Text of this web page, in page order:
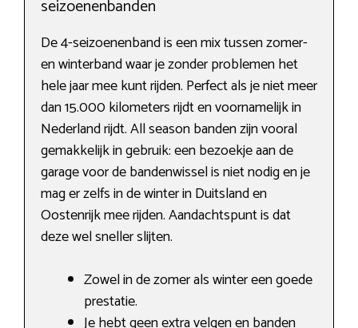
seizoenenbanden
De 4-seizoenenband is een mix tussen zomer-
en winterband waar je zonder problemen het
hele jaar mee kunt rijden. Perfect als je niet meer
dan 15.000 kilometers rijdt en voornamelijk in
Nederland rijdt. All season banden zijn vooral
gemakkelijk in gebruik: een bezoekje aan de
garage voor de bandenwissel is niet nodig en je
mag er zelfs in de winter in Duitsland en
Oostenrijk mee rijden. Aandachtspunt is dat
deze wel sneller slijten.
Zowel in de zomer als winter een goede
prestatie.